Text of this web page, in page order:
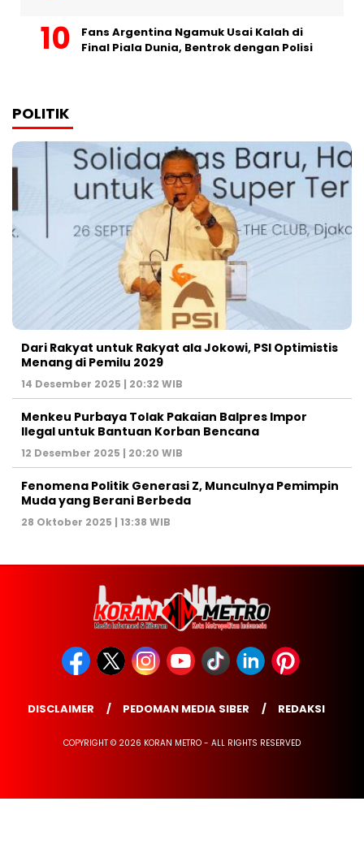
Fans Argentina Ngamuk Usai Kalah di
Final Piala Dunia, Bentrok dengan Polisi
POLITIK
Dari Rakyat untuk Rakyat ala Jokowi, PSI Optimistis
Menang di Pemilu 2029
14 Desember 2025 | 20:32 WIB
Menkeu Purbaya Tolak Pakaian Balpres Impor
Ilegal untuk Bantuan Korban Bencana
12 Desember 2025 | 20:20 WIB
Fenomena Politik Generasi Z, Munculnya Pemimpin
Muda yang Berani Berbeda
28 Oktober 2025 | 13:38 WIB
DISCLAIMER PEDOMAN MEDIA SIBER REDAKSI
COPYRIGHT © 2026 KORAN METRO - ALL RIGHTS RESERVED